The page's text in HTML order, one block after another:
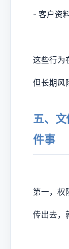
- 客户资
这些行为
但长期风
五、
件事
第一，权
传出去，